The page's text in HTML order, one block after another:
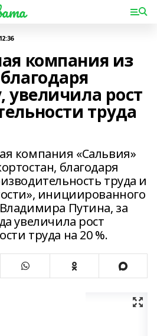
компания из
увеличила рост
труда
компания «Сальвия»
благодаря
труда и
инициированного
Путина, за
увеличила рост
труда на 20 %.